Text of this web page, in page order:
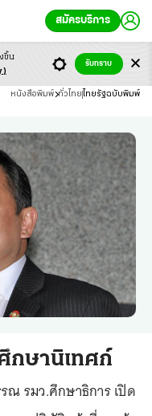
สมัครบริการ
หนังสือพิมพ์ ทั่วไทย ไทยรัฐฉบับพิมพ์
กษานิเทศก์
รมว.ศึกษาธิการ เปิด
ขึ้น
รับทราบ